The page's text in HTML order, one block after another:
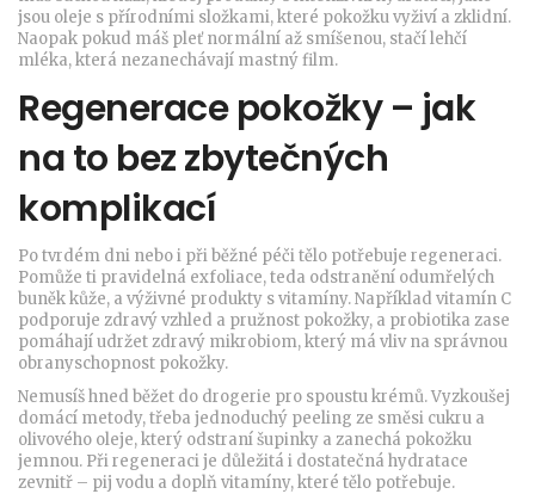
jsou oleje s přírodními složkami, které pokožku vyživí a zklidní.
Naopak pokud máš pleť normální až smíšenou, stačí lehčí
mléka, která nezanechávají mastný film.
Regenerace pokožky – jak
na to bez zbytečných
komplikací
Po tvrdém dni nebo i při běžné péči tělo potřebuje regeneraci.
Pomůže ti pravidelná exfoliace, teda odstranění odumřelých
buněk kůže, a výživné produkty s vitamíny. Například vitamín C
podporuje zdravý vzhled a pružnost pokožky, a probiotika zase
pomáhají udržet zdravý mikrobiom, který má vliv na správnou
obranyschopnost pokožky.
Nemusíš hned běžet do drogerie pro spoustu krémů. Vyzkoušej
domácí metody, třeba jednoduchý peeling ze směsi cukru a
olivového oleje, který odstraní šupinky a zanechá pokožku
jemnou. Při regeneraci je důležitá i dostatečná hydratace
zevnitř – pij vodu a doplň vitamíny, které tělo potřebuje.